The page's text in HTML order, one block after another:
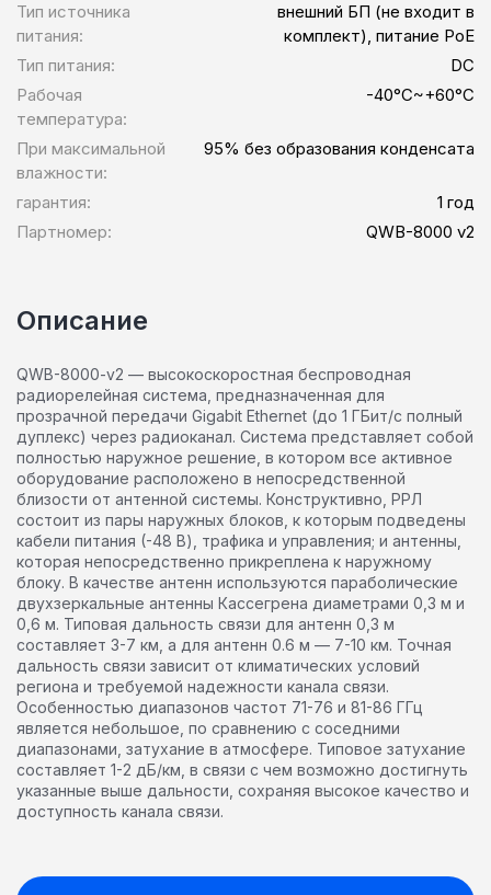
Тип источника
питания:
внешний БП (не входит в
комплект), питание PoE
Тип питания:
DC
Рабочая
температура:
-40°C~+60°C
При максимальной
влажности:
95% без образования конденсата
гарантия:
1 год
Партномер:
QWB-8000 v2
Описание
QWB-8000-v2 — высокоскоростная беспроводная
радиорелейная система, предназначенная для
прозрачной передачи Gigabit Ethernet (до 1 ГБит/с полный
дуплекс) через радиоканал. Система представляет собой
полностью наружное решение, в котором все активное
оборудование расположено в непосредственной
близости от антенной системы. Конструктивно, РРЛ
состоит из пары наружных блоков, к которым подведены
кабели питания (-48 В), трафика и управления; и антенны,
которая непосредственно прикреплена к наружному
блоку. В качестве антенн используются параболические
двухзеркальные антенны Кассегрена диаметрами 0,3 м и
0,6 м. Типовая дальность связи для антенн 0,3 м
составляет 3-7 км, а для антенн 0.6 м — 7-10 км. Точная
дальность связи зависит от климатических условий
региона и требуемой надежности канала связи.
Особенностью диапазонов частот 71-76 и 81-86 ГГц
является небольшое, по сравнению с соседними
диапазонами, затухание в атмосфере. Типовое затухание
составляет 1-2 дБ/км, в связи с чем возможно достигнуть
указанные выше дальности, сохраняя высокое качество и
доступность канала связи.